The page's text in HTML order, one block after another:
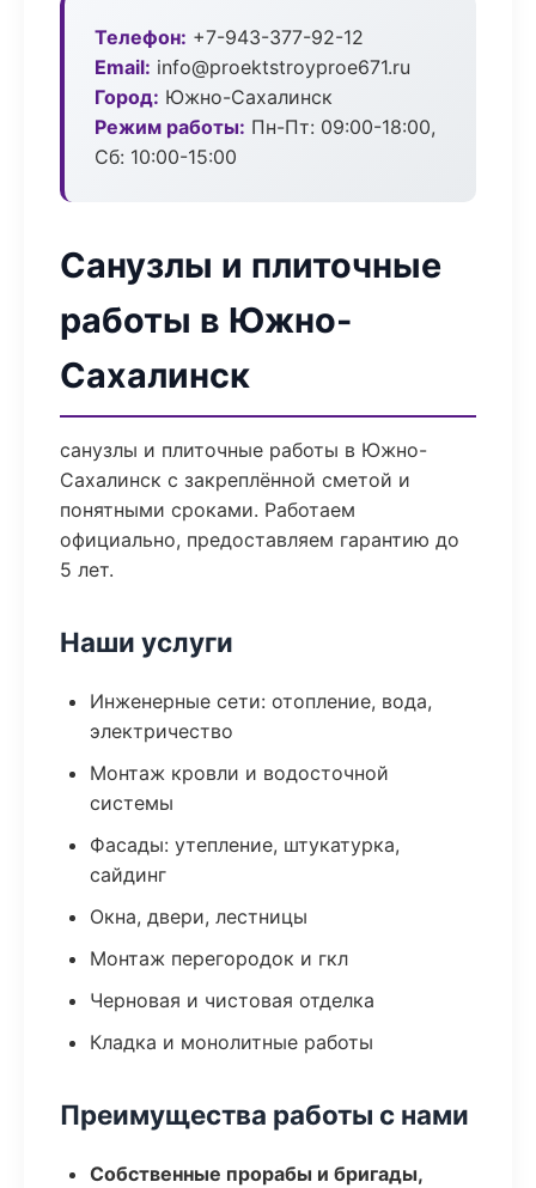
Телефон: +7-943-377-92-12
Email: info@proektstroyproe671.ru
Город: Южно-Сахалинск
Режим работы: Пн-Пт: 09:00-18:00,
Сб: 10:00-15:00
Санузлы и плиточные
работы в Южно-
Сахалинск
санузлы и плиточные работы в Южно-
Сахалинск с закреплённой сметой и
понятными сроками. Работаем
официально, предоставляем гарантию до
5 лет.
Наши услуги
Инженерные сети: отопление, вода,
электричество
Монтаж кровли и водосточной
системы
Фасады: утепление, штукатурка,
сайдинг
Окна, двери, лестницы
Монтаж перегородок и гкл
Черновая и чистовая отделка
Кладка и монолитные работы
Преимущества работы с нами
Собственные прорабы и бригады,